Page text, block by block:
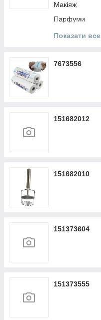
Макіяж
Парфуми
Кисти Make Up
Показати все
7673556
151682012
151682010
151373604
151373555